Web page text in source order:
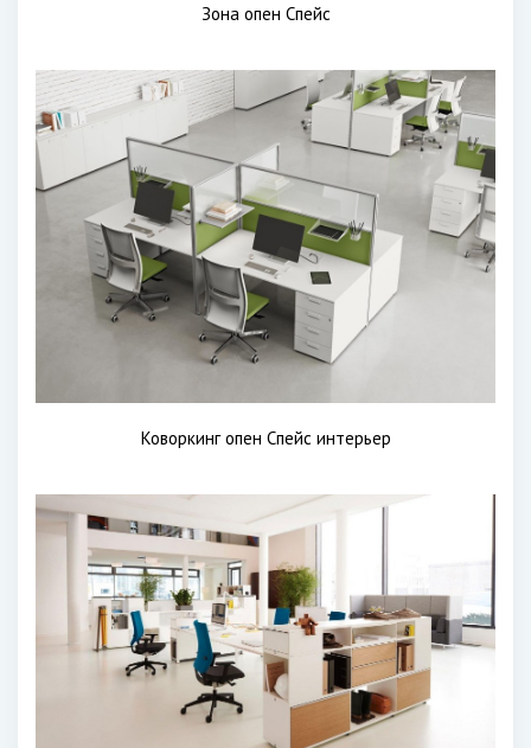
Зона опен Спейс
Коворкинг опен Спейс интерьер